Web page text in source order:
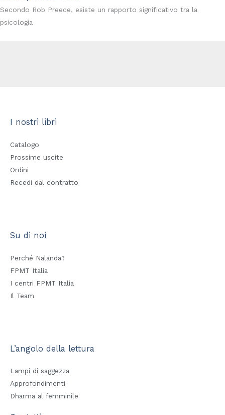
Secondo Rob Preece, esiste un rapporto significativo tra la
psicologia
I nostri libri
Catalogo
Prossime uscite
Ordini
Recedi dal contratto
Su di noi
Perché Nalanda?
FPMT Italia
I centri FPMT Italia
Il Team
L’angolo della lettura
Lampi di saggezza
Approfondimenti
Dharma al femminile